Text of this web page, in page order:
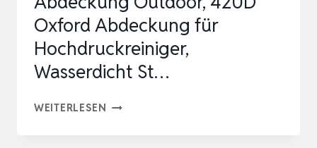
Oxford Abdeckung für
Hochdruckreiniger,
Wasserdicht St…
WEITERLESEN HOCHDRUCKREINIGER